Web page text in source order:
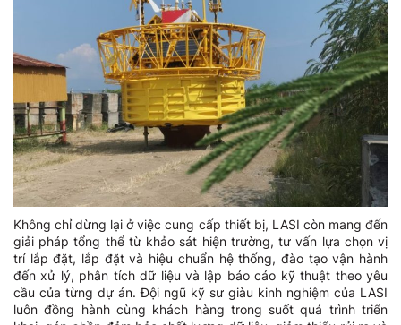
Không chỉ dừng lại ở việc cung cấp thiết bị, LASI còn mang đến
giải pháp tổng thể từ khảo sát hiện trường, tư vấn lựa chọn vị
trí lắp đặt, lắp đặt và hiệu chuẩn hệ thống, đào tạo vận hành
đến xử lý, phân tích dữ liệu và lập báo cáo kỹ thuật theo yêu
cầu của từng dự án. Đội ngũ kỹ sư giàu kinh nghiệm của LASI
luôn đồng hành cùng khách hàng trong suốt quá trình triển